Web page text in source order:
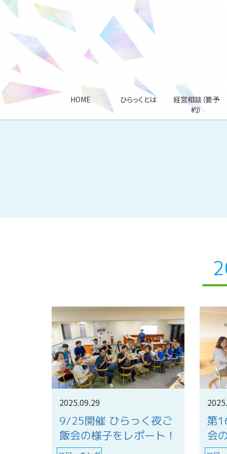
HOME ひらっくとは
経営相談（要予
約）
9/25開催 ひらっく夜ご
飯会の様子をレポート！
2025.09.29
第
会